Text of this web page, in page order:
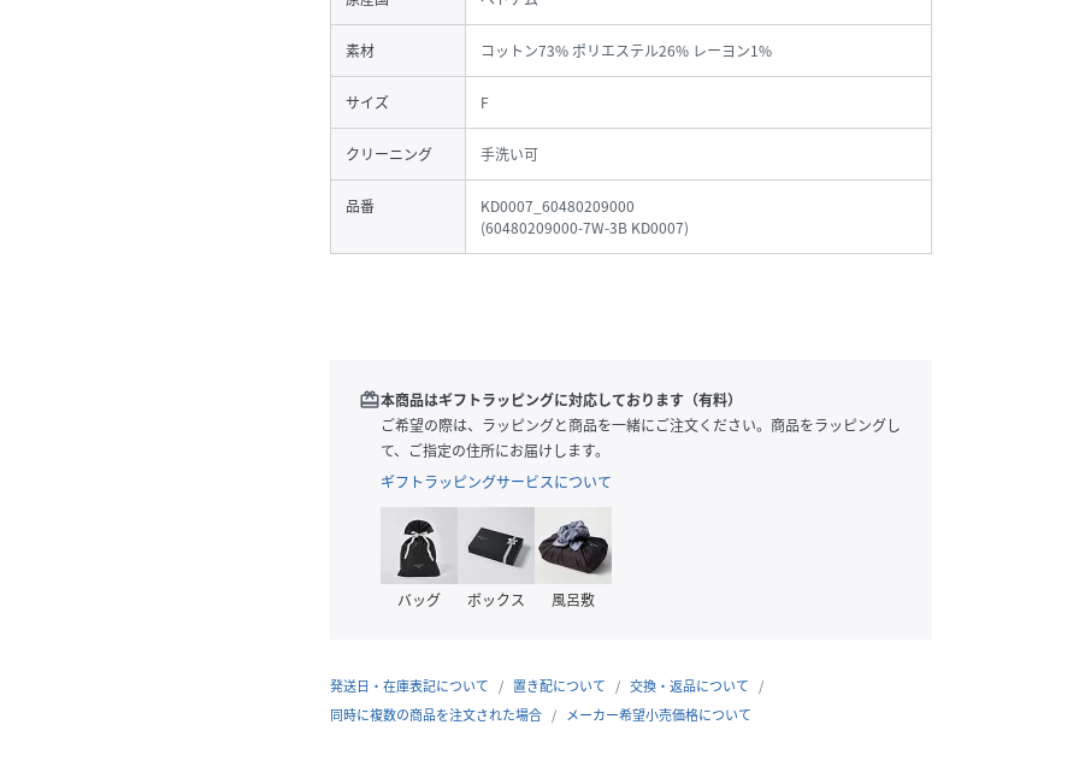
素材 コットン73% ポリエステル26% レーヨン1%
サイズ F
クリーニング 手洗い可
品番
KD0007_60480209000
(60480209000-7W-3B KD0007)
redeem本商品はギフトラッピングに対応しております（有料）
ご希望の際は、ラッピングと商品を一緒にご注文ください。商品をラッピングし
て、ご指定の住所にお届けします。
ギフトラッピングサービスについて
バッグ ボックス 風呂敷
発送日・在庫表記について 置き配について
交換・返品について
同時に複数の商品を注文された場合
メーカー希望小売価格について